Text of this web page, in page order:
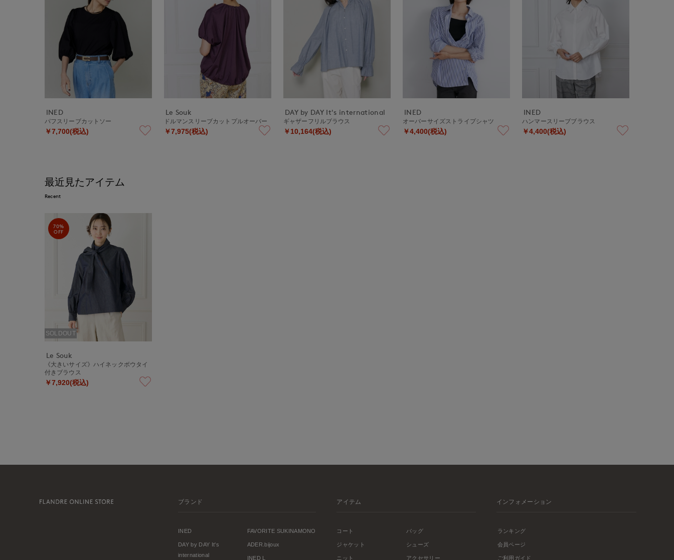
INED
パフスリーブカットソー
￥7,700(税込)
Le Souk
ドルマンスリーブカットプルオーバー
￥7,975(税込)
DAY by DAY It's international
ギャザーフリルブラウス
￥10,164(税込)
INED
オーバーサイズストライプシャツ
￥4,400(税込)
INED
ハンマースリーブブラウス
￥4,400(税込)
最近見たアイテム
Recent
70%
OFF
SOLDOUT
Le Souk
《大きいサイズ》ハイネックボウタイ
付きブラウス
￥7,920(税込)
ブランド
INED
DAY by DAY It's
international
FAVORITE SUKINAMONO
ADER.bijoux
INED L
アイテム
コート
ジャケット
ニット
バッグ
シューズ
アクセサリー
インフォメーション
ランキング
会員ページ
ご利用ガイド